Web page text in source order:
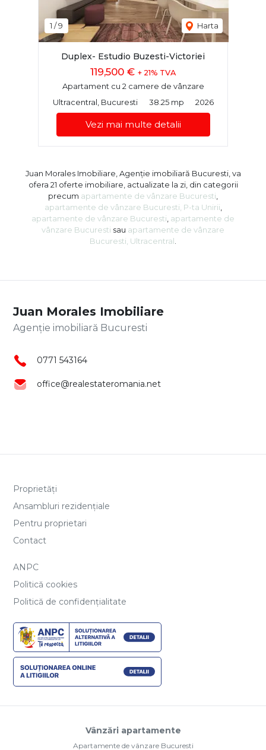
1 /9 Harta
Duplex- Estudio Buzesti-Victoriei
119,500 € + 21% TVA
Apartament cu 2 camere de vânzare
Ultracentral, Bucuresti
38.25 mp 2026
Vezi mai multe detalii
Juan Morales Imobiliare, Agenție imobiliară Bucuresti, va
ofera 21 oferte imobiliare, actualizate la zi, din categorii
precum apartamente de vânzare Bucuresti
apartamente de vânzare Bucuresti, P-ta Unirii
apartamente de vânzare Bucuresti apartamente de
vânzare Bucuresti sau apartamente de vânzare
Bucuresti, Ultracentral
Juan Morales Imobiliare
Agenție imobiliară Bucuresti
0771 543164
office@realestateromania.net
Proprietăți
Ansambluri rezidențiale
Pentru proprietari
Contact
ANPC
Politică cookies
Politică de confidențialitate
Vânzări apartamente
Apartamente de vânzare Bucuresti